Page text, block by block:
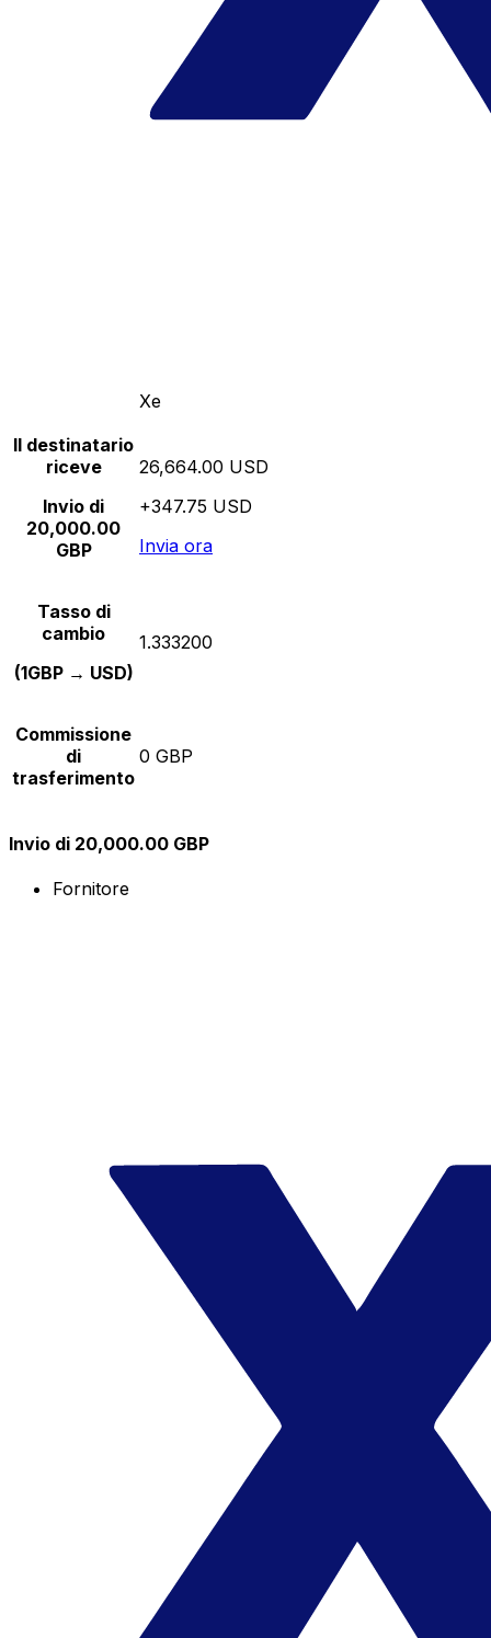
Xe
Il destinatario
riceve
Invio di
20,000.00
GBP
26,664.00 USD
+347.75 USD
Invia ora
Tasso di
cambio
(1GBP → USD)
1.333200
Commissione
di
trasferimento
0 GBP
Invio di 20,000.00 GBP
Fornitore